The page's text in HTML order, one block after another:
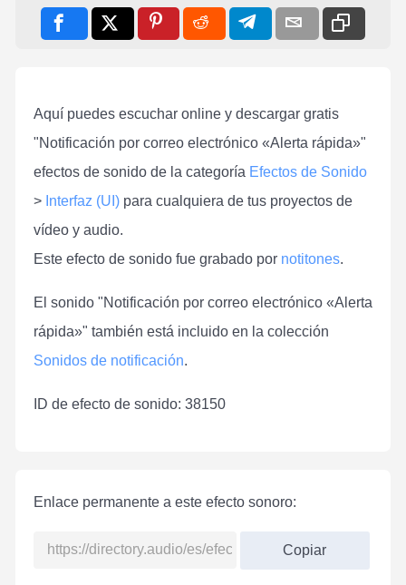
Aquí puedes escuchar online y descargar gratis
"Notificación por correo electrónico «Alerta rápida»"
efectos de sonido de la categoría Efectos de Sonido
> Interfaz (UI) para cualquiera de tus proyectos de
vídeo y audio.
Este efecto de sonido fue grabado por notitones.
El sonido "Notificación por correo electrónico «Alerta
rápida»" también está incluido en la colección
Sonidos de notificación.
ID de efecto de sonido: 38150
Enlace permanente a este efecto sonoro:
Copiar